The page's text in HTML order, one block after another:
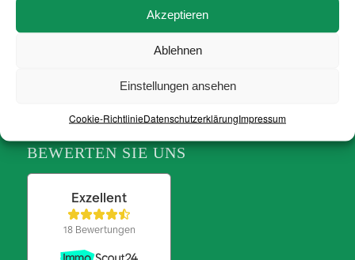
Akzeptieren
Ablehnen
Einstellungen ansehen
Cookie-RichtlinieDatenschutzerklärungImpressum
BEWERTEN SIE UNS